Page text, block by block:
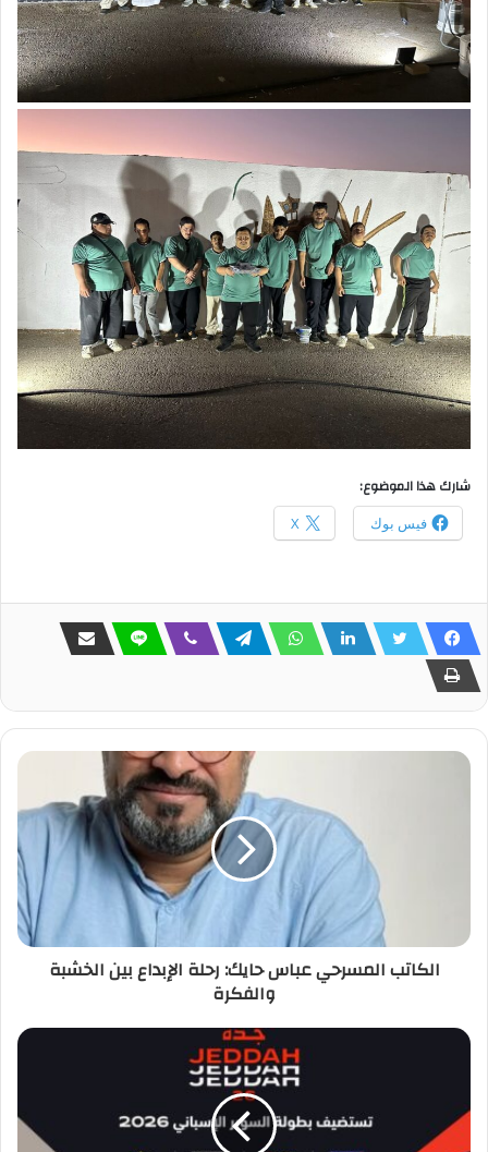
شارك هذا الموضوع:
فيس بوك X
الكاتب المسرحي عباس حايك: رحلة الإبداع بين الخشبة
والفكرة